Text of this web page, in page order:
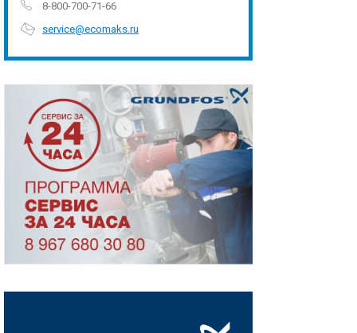
8-800-700-71-66
service@ecomaks.ru